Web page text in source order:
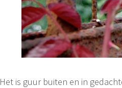
Het is guur buiten en in